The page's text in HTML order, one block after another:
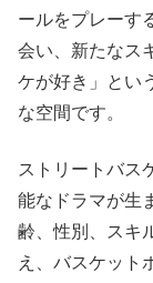
ールをプレーす
会い、新たなス
ケが好き」とい
な空間です。
ストリートバス
能なドラマが生
齢、性別、スキ
え、バスケット